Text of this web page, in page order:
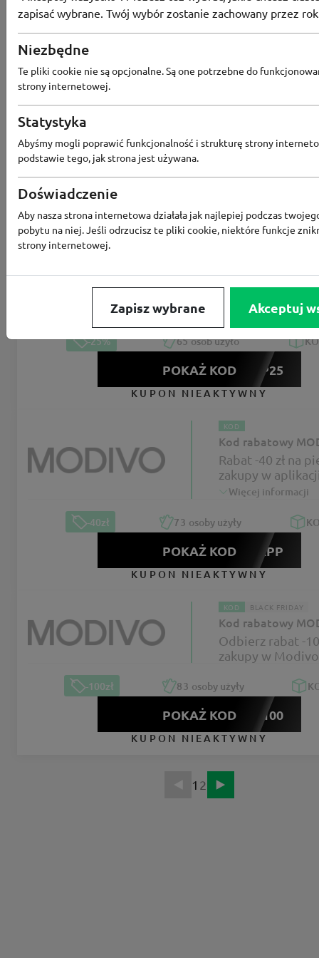
SKORZYSTAJ
23.06
-30zł 95osób użyło
KUPON NIEAKTYWNY
EXTRA rabat -
Więcej informacji
-25% 65osób użyło
POKAŻ KOD APP25
KUPON NIEAKTYWNY
KOD
Kod rabatowy
Rabat -40 zł na
zakupy w
Więcej informacji
-40zł 73 osoby użyły
POKAŻ KOD MYAPP
KUPON NIEAKTYWNY
KOD BLACK FRIDAY
Kod rabatowy
Odbierz rabat -
zakupy w Modivo
-100zł 83 osoby użyły
POKAŻ KODNIEJ100
KUPON NIEAKTYWNY
1 2
zapisać wybrane. Twój wybór zostanie zachowany przez
Niezbędne
Te pliki cookie nie są opcjonalne. Są one potrzebne do
strony internetowej.
Statystyka
Abyśmy mogli poprawić funkcjonalność i strukturę strony
podstawie tego, jak strona jest używana.
Doświadczenie
Aby nasza strona internetowa działała jak najlepiej podczas
pobytu na niej. Jeśli odrzucisz te pliki cookie, niektóre funkcje
strony internetowej.
Zapisz wybrane Akceptuj